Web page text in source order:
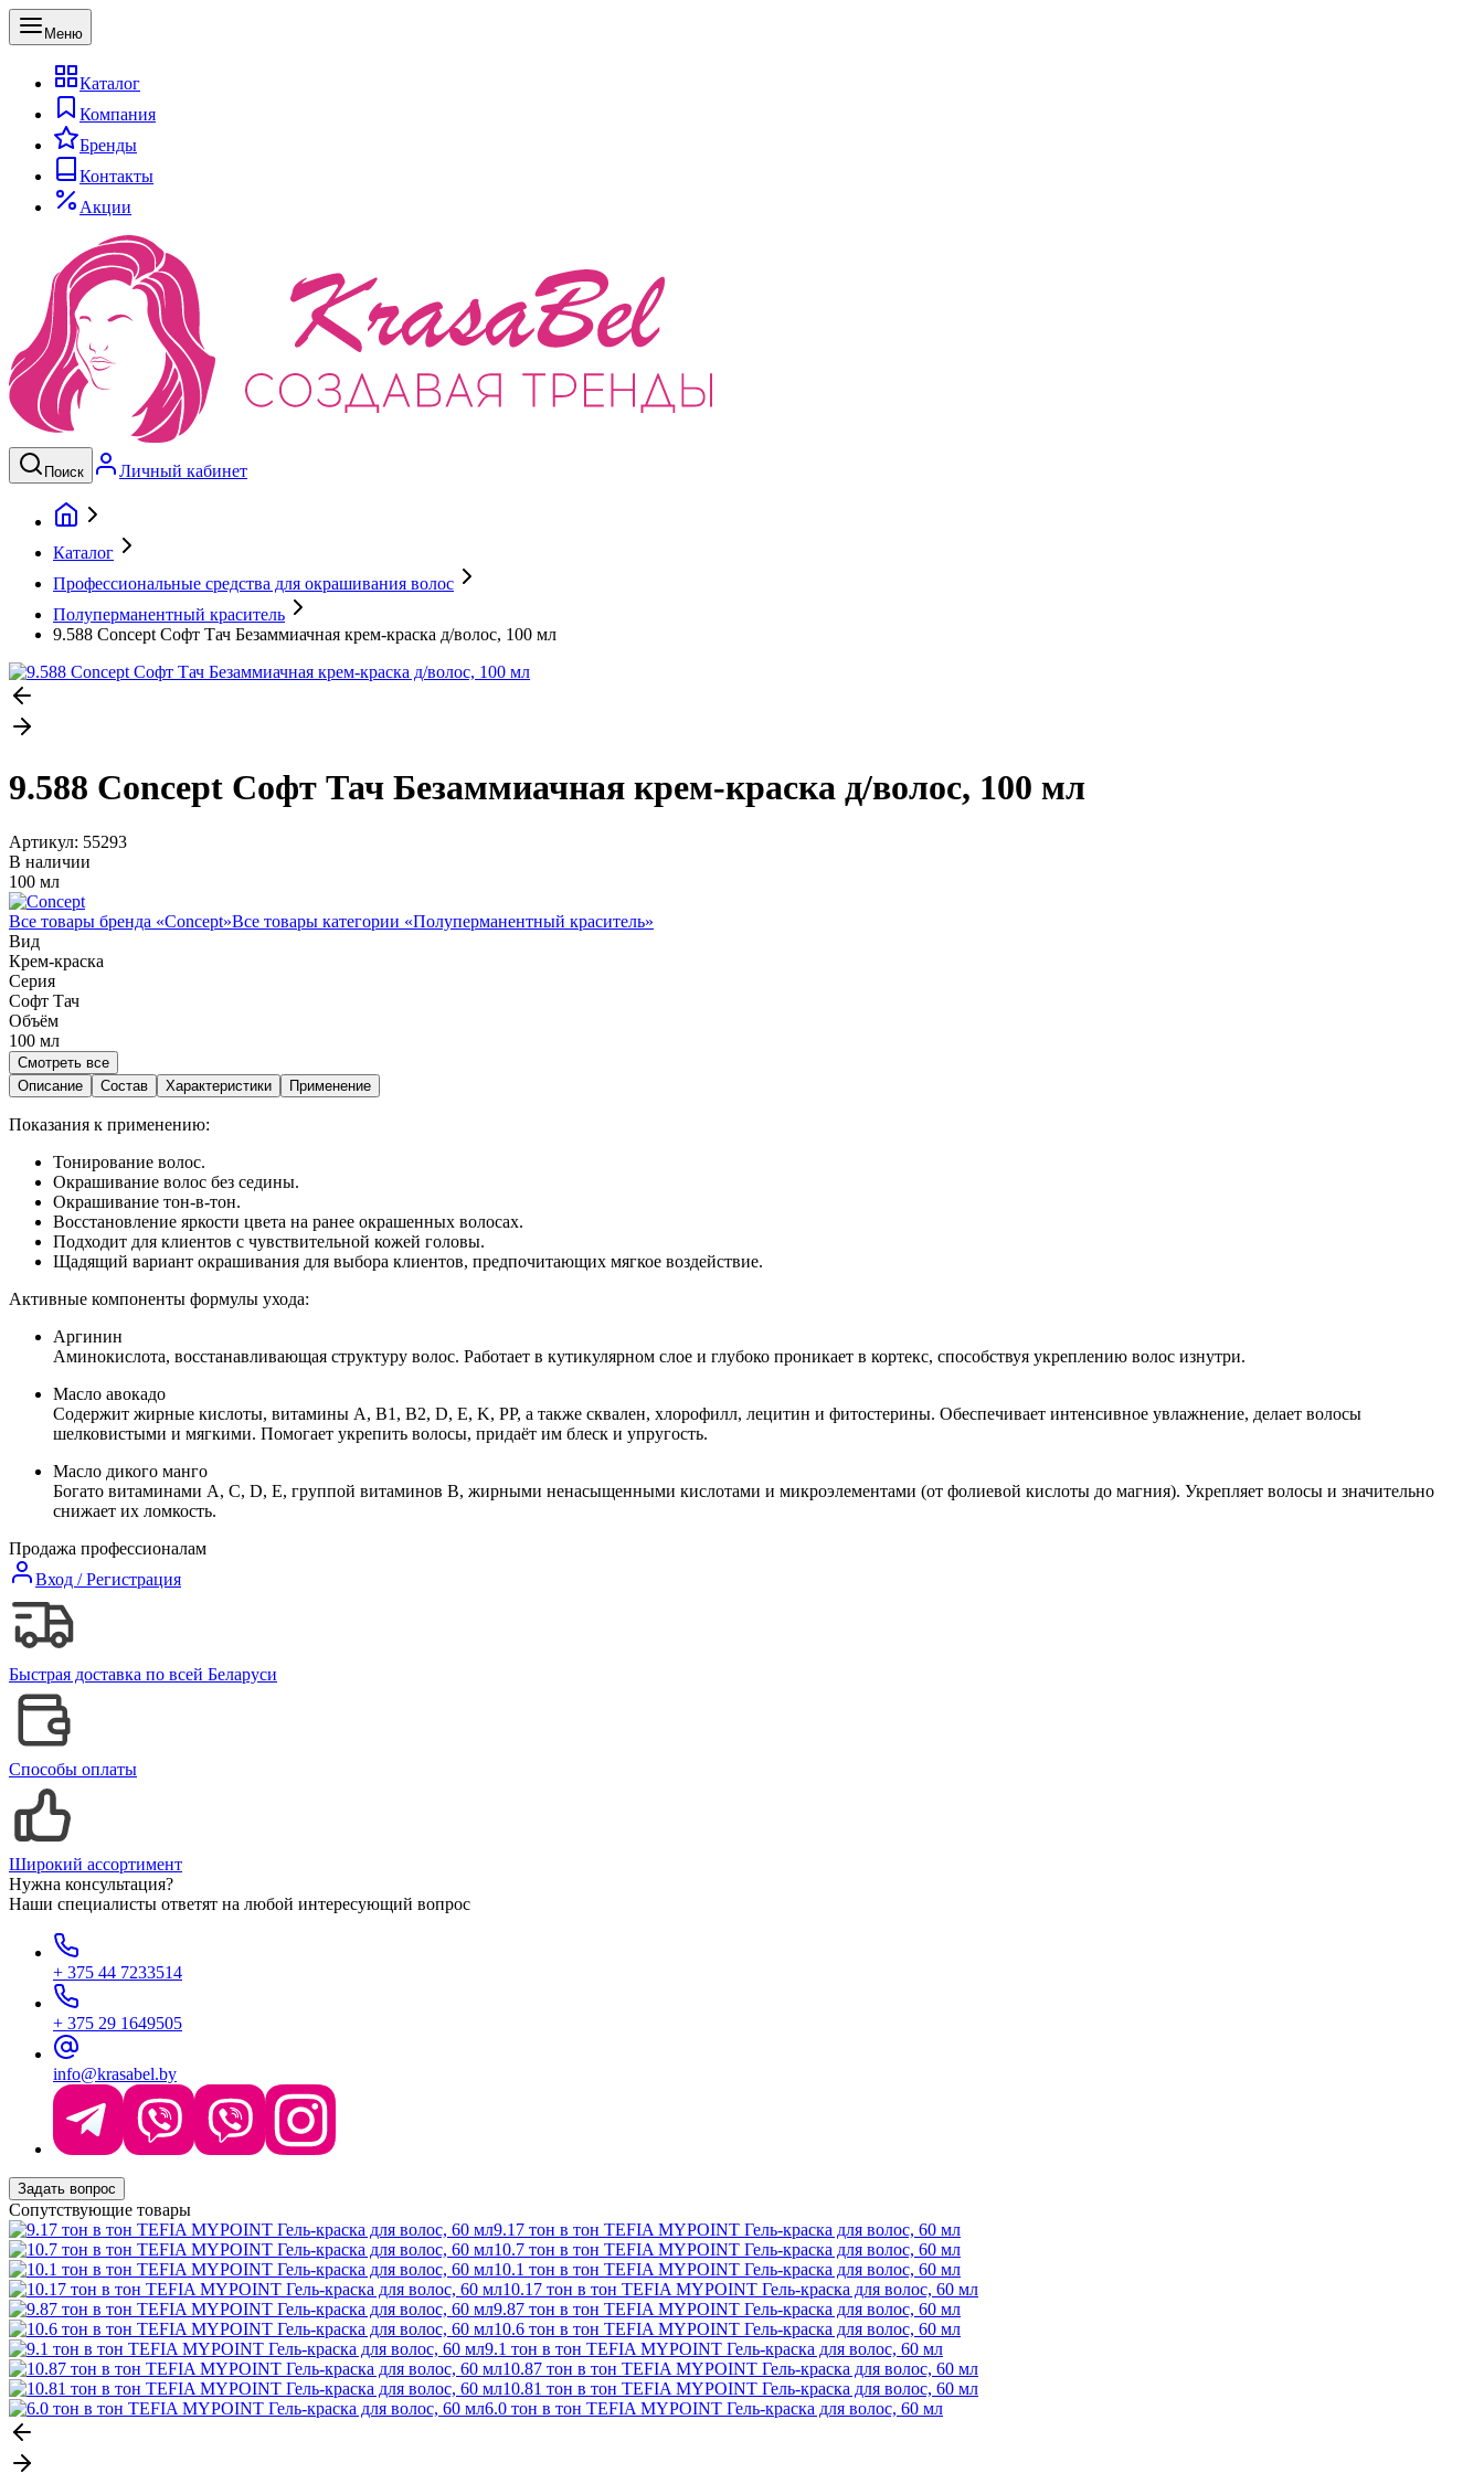
Меню
Каталог
Компания
Бренды
Контакты
Акции
Поиск Личный кабинет
Каталог
Профессиональные средства для окрашивания волос
Полуперманентный краситель
9.588 Concept Софт Тач Безаммиачная крем-краска д/волос, 100 мл
9.588 Concept Софт Тач Безаммиачная крем-краска д/волос, 100 мл
Артикул: 55293
В наличии
100 мл
Все товары бренда «Concept»Все товары категории «Полуперманентный краситель»
Вид
Крем-краска
Серия
Софт Тач
Объём
100 мл
Смотреть все
Описание
Состав Характеристики Применение
Показания к применению:
Тонирование волос.
Окрашивание волос без седины.
Окрашивание тон-в-тон.
Восстановление яркости цвета на ранее окрашенных волосах.
Подходит для клиентов с чувствительной кожей головы.
Щадящий вариант окрашивания для выбора клиентов, предпочитающих мягкое воздействие.
Активные компоненты формулы ухода:
Аргинин
Аминокислота, восстанавливающая структуру волос. Работает в кутикулярном слое и глубоко проникает в кортекс, способствуя укреплению волос изнутри.
Масло авокадо
Содержит жирные кислоты, витамины A, B1, B2, D, E, K, PP, а также сквален, хлорофилл, лецитин и фитостерины. Обеспечивает интенсивное увлажнение, делает волосы
шелковистыми и мягкими. Помогает укрепить волосы, придаёт им блеск и упругость.
Масло дикого манго
Богато витаминами А, С, D, E, группой витаминов В, жирными ненасыщенными кислотами и микроэлементами (от фолиевой кислоты до магния). Укрепляет волосы и значительно
снижает их ломкость.
Продажа профессионалам
Вход / Регистрация
Быстрая доставка по всей Беларуси
Способы оплаты
Широкий ассортимент
Нужна консультация?
Наши специалисты ответят на любой интересующий вопрос
+ 375 44 7233514
+ 375 29 1649505
info@krasabel.by
Задать вопрос
Сопутствующие товары
9.17 тон в тон TEFIA MYPOINT Гель-краска для волос, 60 мл
10.7 тон в тон TEFIA MYPOINT Гель-краска для волос, 60 мл
10.1 тон в тон TEFIA MYPOINT Гель-краска для волос, 60 мл
10.17 тон в тон TEFIA MYPOINT Гель-краска для волос, 60 мл
9.87 тон в тон TEFIA MYPOINT Гель-краска для волос, 60 мл
10.6 тон в тон TEFIA MYPOINT Гель-краска для волос, 60 мл
9.1 тон в тон TEFIA MYPOINT Гель-краска для волос, 60 мл
10.87 тон в тон TEFIA MYPOINT Гель-краска для волос, 60 мл
10.81 тон в тон TEFIA MYPOINT Гель-краска для волос, 60 мл
6.0 тон в тон TEFIA MYPOINT Гель-краска для волос, 60 мл